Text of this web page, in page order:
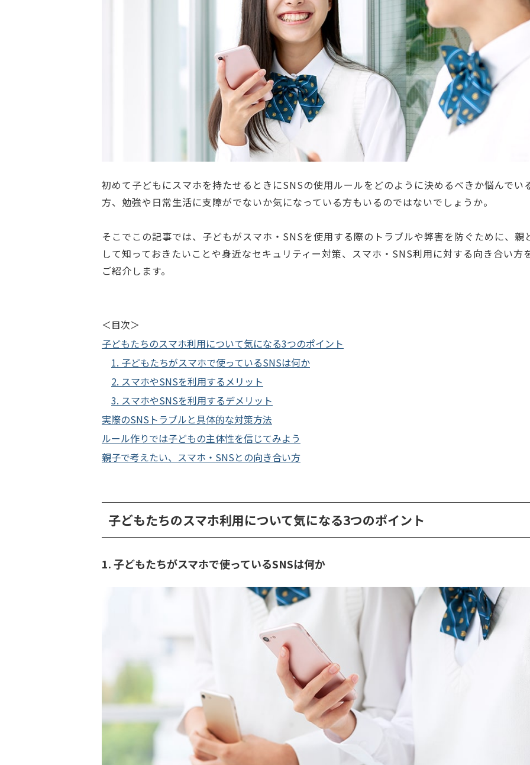
初めて子どもにスマホを持たせるときにSNSの使用ルールをどのように決めるべきか悩んでい
方、勉強や日常生活に支障がでないか気になっている方もいるのではないでしょうか。
そこでこの記事では、子どもがスマホ・SNSを使用する際のトラブルや弊害を防ぐために、親
して知っておきたいことや身近なセキュリティー対策、スマホ・SNS利用に対する向き合い方
ご紹介します。
＜目次＞
子どもたちのスマホ利用について気になる3つのポイント
1. 子どもたちがスマホで使っているSNSは何か
2. スマホやSNSを利用するメリット
3. スマホやSNSを利用するデメリット
実際のSNSトラブルと具体的な対策方法
ルール作りでは子どもの主体性を信じてみよう
親子で考えたい、スマホ・SNSとの向き合い方
子どもたちのスマホ利用について気になる3つのポイント
1. 子どもたちがスマホで使っているSNSは何か